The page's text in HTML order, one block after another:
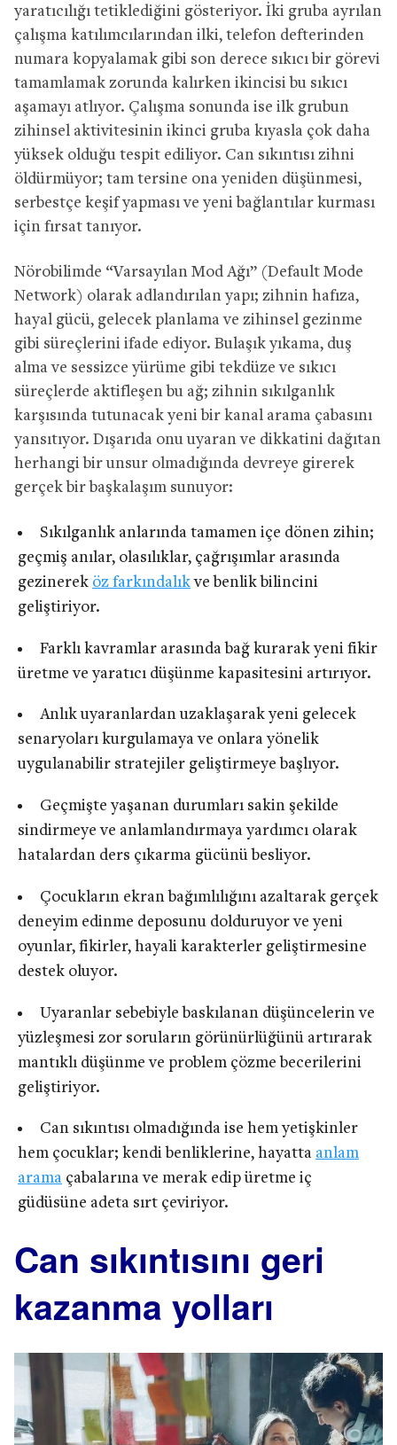
yaratıcılığı tetiklediğini gösteriyor. İki gruba ayrılan
çalışma katılımcılarından ilki, telefon defterinden
numara kopyalamak gibi son derece sıkıcı bir görevi
tamamlamak zorunda kalırken ikincisi bu sıkıcı
aşamayı atlıyor. Çalışma sonunda ise ilk grubun
zihinsel aktivitesinin ikinci gruba kıyasla çok daha
yüksek olduğu tespit ediliyor. Can sıkıntısı zihni
öldürmüyor; tam tersine ona yeniden düşünmesi,
serbestçe keşif yapması ve yeni bağlantılar kurması
için fırsat tanıyor.
Nörobilimde “Varsayılan Mod Ağı” (Default Mode
Network) olarak adlandırılan yapı; zihnin hafıza,
hayal gücü, gelecek planlama ve zihinsel gezinme
gibi süreçlerini ifade ediyor. Bulaşık yıkama, duş
alma ve sessizce yürüme gibi tekdüze ve sıkıcı
süreçlerde aktifleşen bu ağ; zihnin sıkılganlık
karşısında tutunacak yeni bir kanal arama çabasını
yansıtıyor. Dışarıda onu uyaran ve dikkatini dağıtan
herhangi bir unsur olmadığında devreye girerek
gerçek bir başkalaşım sunuyor:
Sıkılganlık anlarında tamamen içe dönen zihin;
geçmiş anılar, olasılıklar, çağrışımlar arasında
gezinerek öz farkındalıkve benlik bilincini
geliştiriyor.
Farklı kavramlar arasında bağ kurarak yeni fikir
üretme ve yaratıcı düşünme kapasitesini artırıyor.
Anlık uyaranlardan uzaklaşarak yeni gelecek
senaryoları kurgulamaya ve onlara yönelik
uygulanabilir stratejiler geliştirmeye başlıyor.
Geçmişte yaşanan durumları sakin şekilde
sindirmeye ve anlamlandırmaya yardımcı olarak
hatalardan ders çıkarma gücünü besliyor.
Çocukların ekran bağımlılığını azaltarak gerçek
deneyim edinme deposunu dolduruyor ve yeni
oyunlar, fikirler, hayali karakterler geliştirmesine
destek oluyor.
Uyaranlar sebebiyle baskılanan düşüncelerin ve
yüzleşmesi zor soruların görünürlüğünü artırarak
mantıklı düşünme ve problem çözme becerilerini
geliştiriyor.
Can sıkıntısı olmadığında ise hem yetişkinler
hem çocuklar; kendi benliklerine, hayatta anlam
arama çabalarına ve merak edip üretme iç
güdüsüne adeta sırt çeviriyor.
Can sıkıntısını geri
kazanma yolları